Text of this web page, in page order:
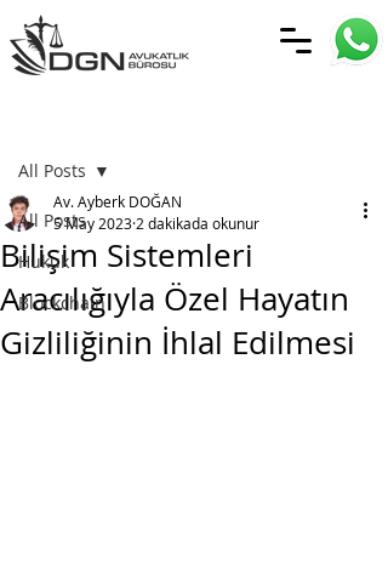
All Posts
Hukuk
Blockchain
All Posts
Bilişim Sistemleri
Aracılığıyla Özel Hayatın
Gizliliğinin İhlal Edilmesi
Av. Ayberk DOĞAN
5 May 2023 2 dakikada okunur